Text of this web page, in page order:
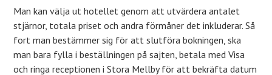
Man kan välja ut hotellet genom att utvärdera antalet
stjärnor, totala priset och andra förmåner det inkluderar. Så
fort man bestämmer sig för att slutföra bokningen, ska
man bara fylla i beställningen på sajten, betala med Visa
och ringa receptionen i Stora Mellby för att bekräfta datum